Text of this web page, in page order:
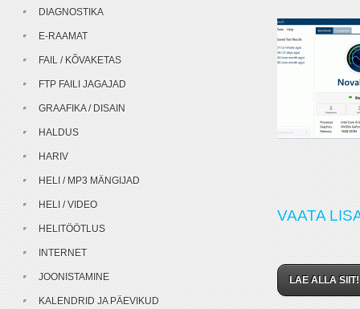
VAATA
LAE ALLA SIIT!
DIAGNOSTIKA
E-RAAMAT
FAIL / KÕVAKETAS
FTP FAILI JAGAJAD
GRAAFIKA / DISAIN
HALDUS
HARIV
HELI / MP3 MÄNGIJAD
HELI / VIDEO
HELITÖÖTLUS
INTERNET
JOONISTAMINE
KALENDRID JA PÄEVIKUD